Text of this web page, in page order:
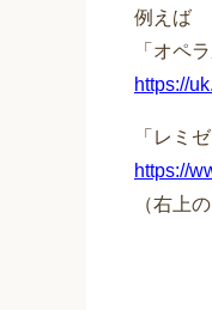
例えば
「オペ
https://
「レミ
https://
（右上